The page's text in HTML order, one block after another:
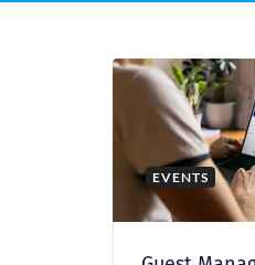
EVENTS